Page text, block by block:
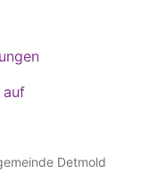
auf
auf WhatsApp
Detmold